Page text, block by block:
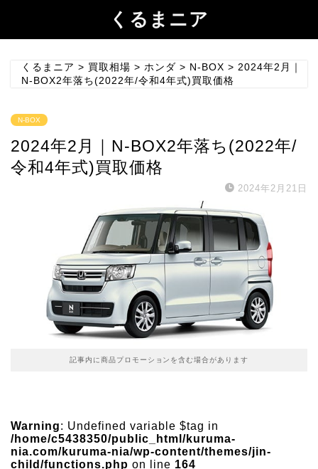
くるまニア
くるまニア > 買取相場 > ホンダ > N-BOX > 2024年2月｜
N-BOX2年落ち(2022年/令和4年式)買取価格
N-BOX
2024年2月｜N-BOX2年落ち(2022年/
令和4年式)買取価格
2024年2月21日
記事内に商品プロモーションを含む場合があります
Warning: Undefined variable $tag in
/home/c5438350/public_html/kuruma-
nia.com/kuruma-nia/wp-content/themes/jin-
child/functions.php on line 164